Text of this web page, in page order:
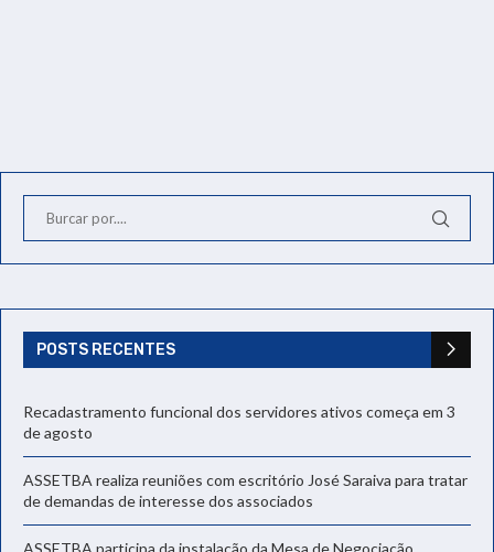
POSTS RECENTES
Recadastramento funcional dos servidores ativos começa em 3
de agosto
ASSETBA realiza reuniões com escritório José Saraiva para tratar
de demandas de interesse dos associados
ASSETBA participa da instalação da Mesa de Negociação